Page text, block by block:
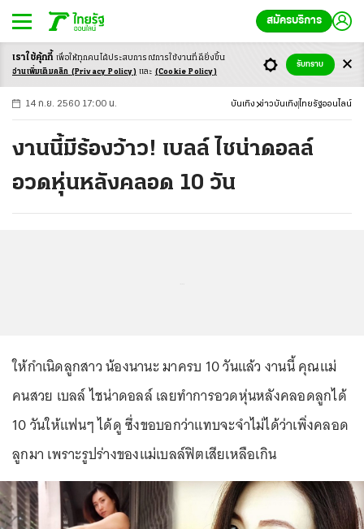
สมัครบริการ
-ก ก ก+
14 ก.ย. 2560 17:00 น. บันเทิง ข่าวบันเทิง ไทยรัฐออนไลน์
งานนี้มีร้องว้าว! เบลล์ ไชน่าดอลล์
อวดหุ่นหลังคลอด 10 วัน
ให้กำเนิดลูกสาว น้องนานะ มาครบ 10 วันแล้ว งานนี้ คุณแม่
คนสวย เบลล์ ไชน่าดอลล์ เลยทำการอวดหุ่นหลังคลอดลูกได้
10 วันให้แฟนๆ ได้ดู ซึ่งขอบอกว่าแทบจะจำไม่ได้ว่าเพิ่งคลอด
ลูกมา เพราะรูปร่างของแม่เบลล์ฟิตเสียเหลือเกิน
เราใช้คุ้กกี้ เพื่อให้ทุกคนได้ประสบการณ์การใช้งานที่ดียิ่งขึ้น
อ่านเพิ่มเติมคลิก (Privacy Policy) และ (Cookie Policy)
รับทราบ